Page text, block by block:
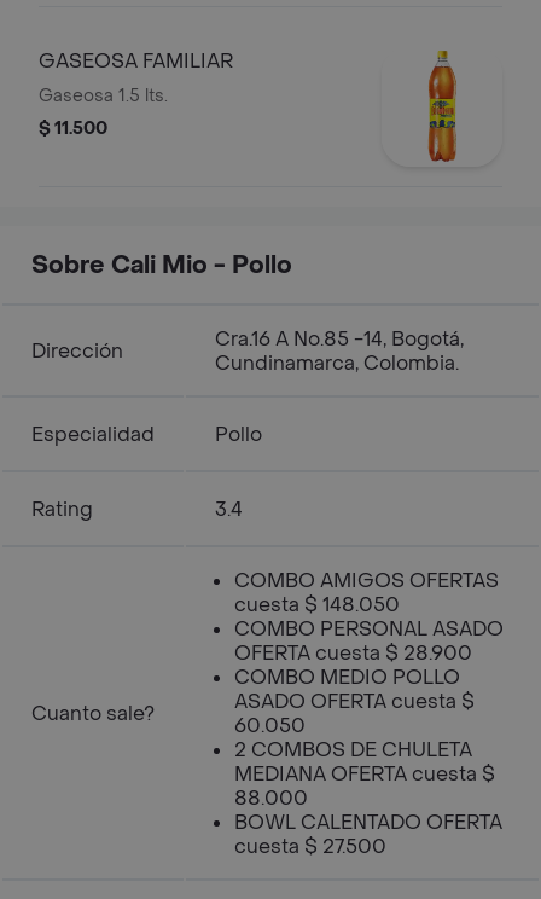
GASEOSA FAMILIAR
Gaseosa 1.5 lts.
$ 11.500
Sobre Cali Mio - Pollo
Dirección
Cra.16 A No.85 -14, Bogotá,
Cundinamarca, Colombia.
Especialidad Pollo
Rating 3.4
Cuanto sale?
COMBO AMIGOS OFERTAS
cuesta $ 148.050
COMBO PERSONAL ASADO
OFERTA cuesta $ 28.900
COMBO MEDIO POLLO
ASADO OFERTA cuesta $
60.050
2 COMBOS DE CHULETA
MEDIANA OFERTA cuesta $
88.000
BOWL CALENTADO OFERTA
cuesta $ 27.500